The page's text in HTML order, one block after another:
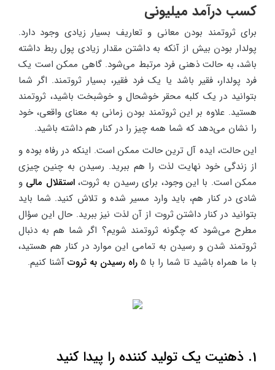
کسب درآمد میلیونی
برای ثروتمند بودن معانی و تعاریف بسیار زیادی وجود دارد.
پولدار بودن بیش از آنکه به داشتن مقدار زیادی پول ربط داشته
باشد، به حالت ذهنی فرد مرتبط می‌شود. گاهی ممکن است یک
فرد پولدار، فقیر باشد یا یک فرد فقیر، بسیار ثروتمند. اگر شما
بتوانید در یک کلبه محقر خوشحال و خوشبخت باشید، ثروتمند
هستید. علاوه بر این ثروتمند بودن زمانی به معنای واقعی، خود
را نشان می‌دهد که شما همه چیز را در کنار هم داشته باشید.
این حالت، ایده آل ترین حالت ممکن است. اینکه در رفاه بوده و
از زندگی خود نهایت لذت را هم ببرید. رسیدن به چنین چیزی
ممکن است. با این وجود، برای رسیدن به ثروت،استقلال مالی و
شادی در کنار هم، باید وارد مسیر شده و تلاش کنید. شما باید
بتوانید در کنار داشتن ثروت از آن لذت نیز ببرید. حال این سؤال
مطرح می‌شود که چگونه ثروتمند شویم؟ اگر شما هم به دنبال
ثروتمند شدن و رسیدن به تمامی این موارد در کنار هم هستید،
با ما همراه باشید تا شما را با 5
راه رسیدن به ثروت آشنا کنیم.
1. ذهنیت یک تولید کننده را پیدا کنید